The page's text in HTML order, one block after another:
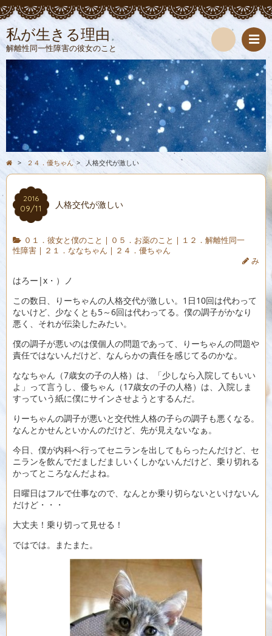
私が生きる理由
解離性同一性障害の彼女のこと
検
索
> ２４．優ちゃん > 人格交代が激しい
2016
09/11 人格交代が激しい
０１．彼女と僕のこと | ０５．お薬のこと | １２．解離性同一
性障害 | ２１．ななちゃん | ２４．優ちゃん
み
はろー|x・）ノ
この数日、りーちゃんの人格交代が激しい。1日10回は代わって
ないけど、少なくとも5～6回は代わってる。僕の調子がかなり
悪く、それが伝染したみたい。
僕の調子が悪いのは僕個人の問題であって、りーちゃんの問題や
責任ではないんだけど、なんらかの責任を感じてるのかな。
ななちゃん（7歳女の子の人格）は、「少しなら入院してもいい
よ」って言うし、優ちゃん（17歳女の子の人格）は、入院しま
すっていう紙に僕にサインさせようとするんだ。
りーちゃんの調子が悪いと交代性人格の子らの調子も悪くなる。
なんとかせんといかんのだけど、先が見えないなぁ。
今日、僕が内科へ行ってセニランを出してもらったんだけど、セ
ニランを飲んでだましだましいくしかないんだけど、乗り切れる
かってところなんだよね。
日曜日はフルで仕事なので、なんとか乗り切らないといけないん
だけど・・・
大丈夫！乗り切って見せる！
ではでは。またまた。